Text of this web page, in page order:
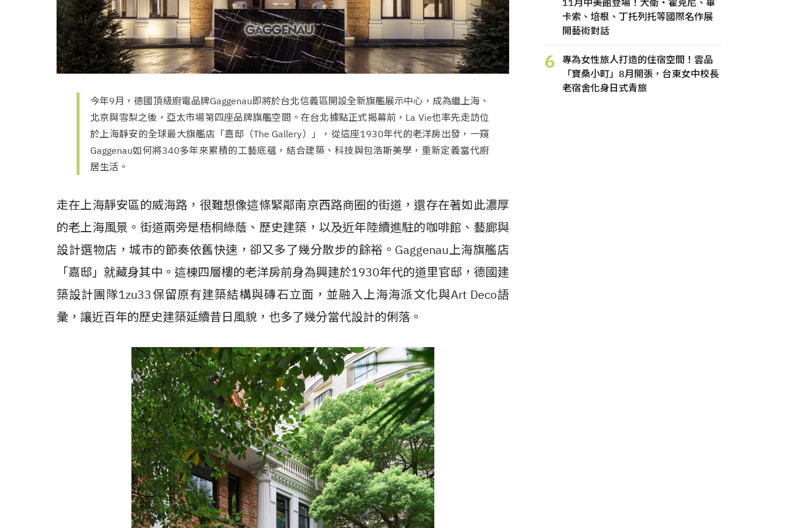
今年9月，德國頂級廚電品牌Gaggenau即將於台北信義區開設全新旗艦展示中心，成為繼上海、
北京與雪梨之後，亞太市場第四座品牌旗艦空間。在台北據點正式揭幕前，La Vie也率先走訪位
於上海靜安的全球最大旗艦店「嘉邸（The Gallery）」，從這座1930年代的老洋房出發，一窺
Gaggenau如何將340多年來累積的工藝底蘊，結合建築、科技與包浩斯美學，重新定義當代廚
居生活。
走在上海靜安區的威海路，很難想像這條緊鄰南京西路商圈的街道，還存在著如此濃厚
的老上海風景。街道兩旁是梧桐綠蔭、歷史建築，以及近年陸續進駐的咖啡館、藝廊與
設計選物店，城市的節奏依舊快速，卻又多了幾分散步的餘裕。Gaggenau上海旗艦店
「嘉邸」就藏身其中。這棟四層樓的老洋房前身為興建於1930年代的道里官邸，德國建
築設計團隊1zu33保留原有建築結構與磚石立面，並融入上海海派文化與Art Deco語
彙，讓近百年的歷史建築延續昔日風貌，也多了幾分當代設計的俐落。
11月中美館登場！大衛・霍克尼、畢
卡索、培根、丁托列托等國際名作展
開藝術對話
6
專為女性旅人打造的住宿空間！雲品
「寶桑小町」8月開張，台東女中校長
老宿舍化身日式青旅